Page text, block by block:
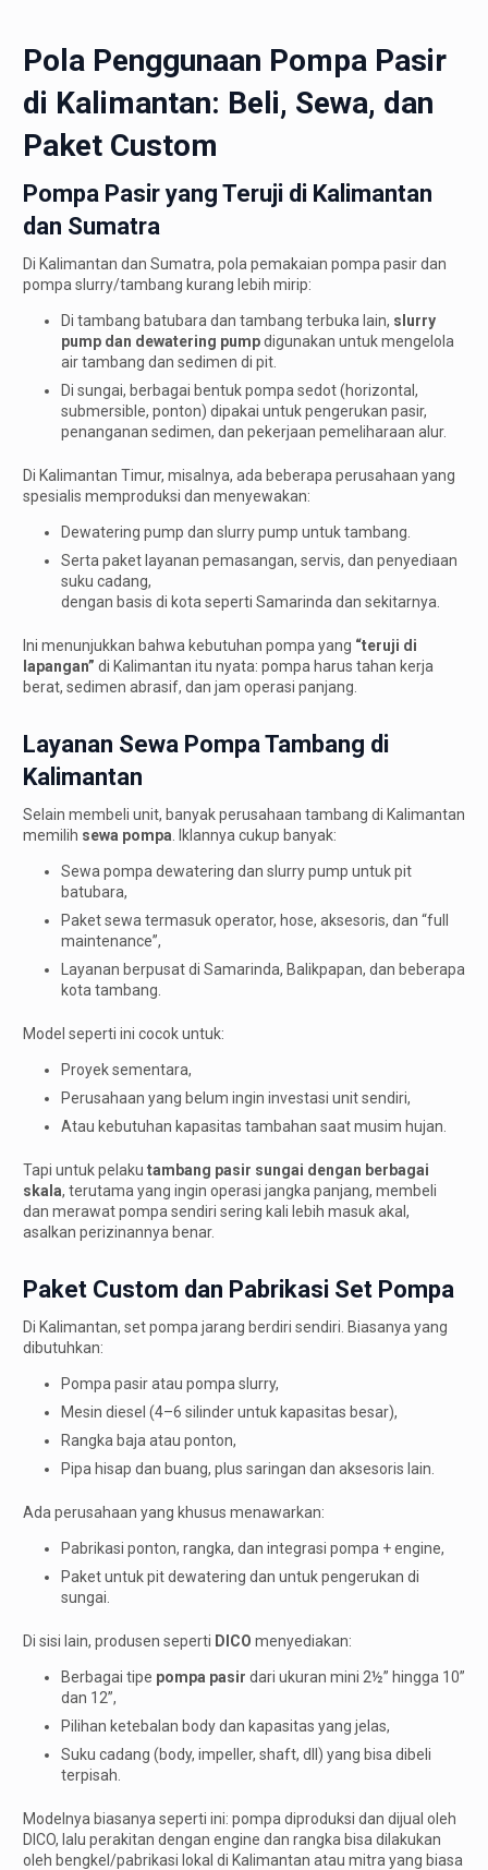
Pola Penggunaan Pompa Pasir
di Kalimantan: Beli, Sewa, dan
Paket Custom
Pompa Pasir yang Teruji di Kalimantan
dan Sumatra
Di Kalimantan dan Sumatra, pola pemakaian pompa pasir dan
pompa slurry/tambang kurang lebih mirip:
Di tambang batubara dan tambang terbuka lain, slurry
pump dan dewatering pumpdigunakan untuk mengelola
air tambang dan sedimen di pit.
Di sungai, berbagai bentuk pompa sedot (horizontal,
submersible, ponton) dipakai untuk pengerukan pasir,
penanganan sedimen, dan pekerjaan pemeliharaan alur.
Di Kalimantan Timur, misalnya, ada beberapa perusahaan yang
spesialis memproduksi dan menyewakan:
Dewatering pump dan slurry pump untuk tambang.
Serta paket layanan pemasangan, servis, dan penyediaan
suku cadang,
dengan basis di kota seperti Samarinda dan sekitarnya.
Ini menunjukkan bahwa kebutuhan pompa yang “teruji di
lapangan” di Kalimantan itu nyata: pompa harus tahan kerja
berat, sedimen abrasif, dan jam operasi panjang.
Layanan Sewa Pompa Tambang di
Kalimantan
Selain membeli unit, banyak perusahaan tambang di Kalimantan
memilih sewa pompa . Iklannya cukup banyak:
Sewa pompa dewatering dan slurry pump untuk pit
batubara,
Paket sewa termasuk operator, hose, aksesoris, dan “full
maintenance”,
Layanan berpusat di Samarinda, Balikpapan, dan beberapa
kota tambang.
Model seperti ini cocok untuk:
Proyek sementara,
Perusahaan yang belum ingin investasi unit sendiri,
Atau kebutuhan kapasitas tambahan saat musim hujan.
Tapi untuk pelaku tambang pasir sungai dengan berbagai
skala, terutama yang ingin operasi jangka panjang, membeli
dan merawat pompa sendiri sering kali lebih masuk akal,
asalkan perizinannya benar.
Paket Custom dan Pabrikasi Set Pompa
Di Kalimantan, set pompa jarang berdiri sendiri. Biasanya yang
dibutuhkan:
Pompa pasir atau pompa slurry,
Mesin diesel (4–6 silinder untuk kapasitas besar),
Rangka baja atau ponton,
Pipa hisap dan buang, plus saringan dan aksesoris lain.
Ada perusahaan yang khusus menawarkan:
Pabrikasi ponton, rangka, dan integrasi pompa + engine,
Paket untuk pit dewatering dan untuk pengerukan di
sungai.
Di sisi lain, produsen seperti DICO menyediakan:
Berbagai tipe pompa pasir dari ukuran mini 2½” hingga 10”
dan 12”,
Pilihan ketebalan body dan kapasitas yang jelas,
Suku cadang (body, impeller, shaft, dll) yang bisa dibeli
terpisah.
Modelnya biasanya seperti ini: pompa diproduksi dan dijual oleh
DICO, lalu perakitan dengan engine dan rangka bisa dilakukan
oleh bengkel/pabrikasi lokal di Kalimantan atau mitra yang biasa